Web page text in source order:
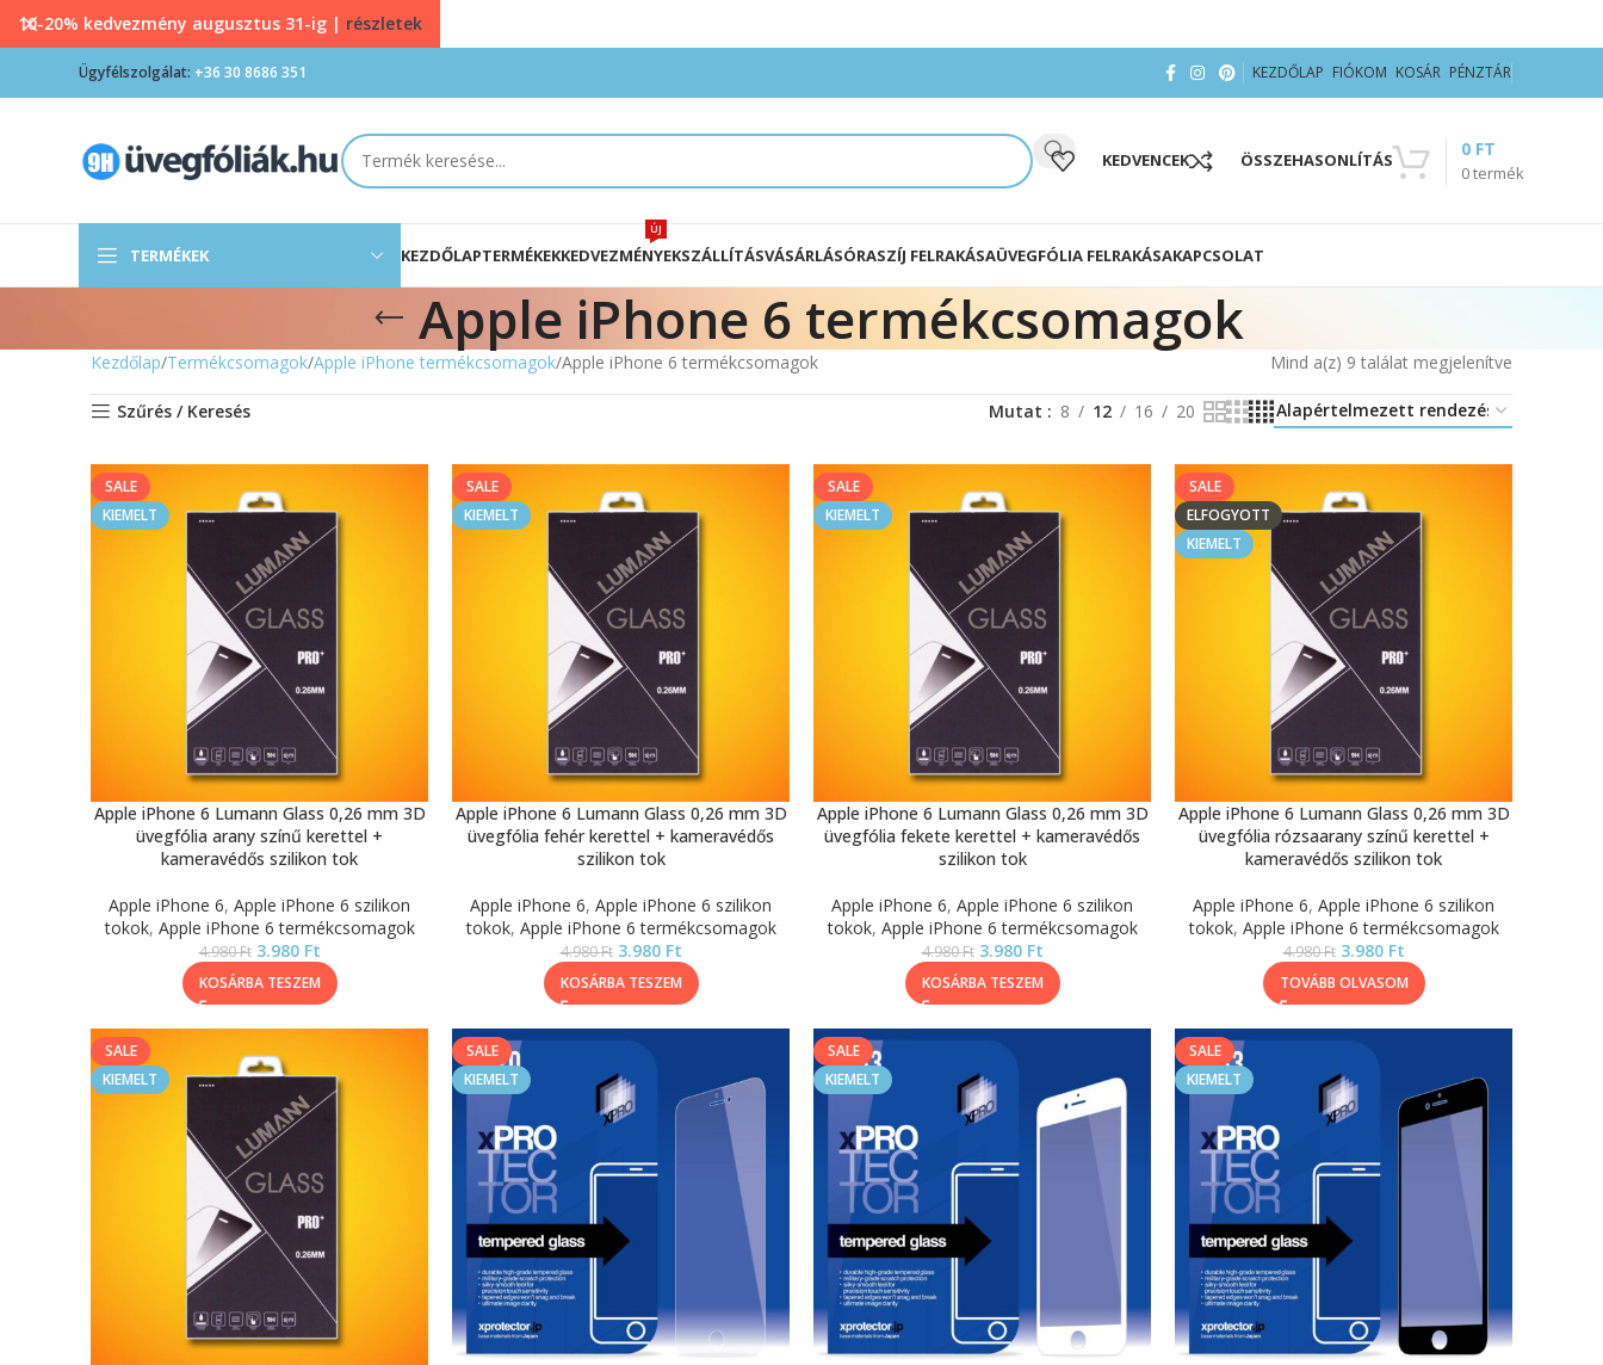
Ügyfélszolgálat: +36 30 8686 351 KEZDŐLAP FIÓKOM KOSÁR PÉNZTÁR
KEDVENCEK ÖSSZEHASONLÍTÁS
0termék
0 FT
TERMÉKEK KEZDŐLAPTERMÉKEKKEDVEZMÉNYEK
ÚJ
SZÁLLÍTÁSVÁSÁRLÁSÓRASZÍJ FELRAKÁSAÜVEGFÓLIA FELRAKÁSAKAPCSOLAT
Apple iPhone 6 termékcsomagok
Kezdőlap Termékcsomagok Apple iPhone termékcsomagok Apple iPhone 6 termékcsomagok Mind a(z) 9 találat megjelenítve
Szűrés / Keresés Mutat 8 12 16 20
SALE
KIEMELT
Apple iPhone 6 Lumann Glass 0,26 mm 3D
üvegfólia arany színű kerettel +
kameravédős szilikon tok
Apple iPhone 6, Apple iPhone 6 szilikon
tokok, Apple iPhone 6 termékcsomagok
4.980Ft 3.980 Ft
KOSÁRBA TESZEM
SALE
KIEMELT
Apple iPhone 6 Lumann Glass 0,26 mm 3D
üvegfólia fehér kerettel + kameravédős
szilikon tok
Apple iPhone 6, Apple iPhone 6 szilikon
tokok, Apple iPhone 6 termékcsomagok
4.980Ft 3.980 Ft
KOSÁRBA TESZEM
SALE
KIEMELT
Apple iPhone 6 Lumann Glass 0,26 mm 3D
üvegfólia fekete kerettel + kameravédős
szilikon tok
Apple iPhone 6, Apple iPhone 6 szilikon
tokok, Apple iPhone 6 termékcsomagok
4.980Ft 3.980 Ft
KOSÁRBA TESZEM
SALE
ELFOGYOTT
KIEMELT
Apple iPhone 6 Lumann Glass 0,26 mm 3D
üvegfólia rózsaarany színű kerettel +
kameravédős szilikon tok
Apple iPhone 6, Apple iPhone 6 szilikon
tokok, Apple iPhone 6 termékcsomagok
4.980Ft 3.980 Ft
TOVÁBB OLVASOM
SALE
KIEMELT
SALE
KIEMELT
SALE
KIEMELT
SALE
KIEMELT
10-20% kedvezmény augusztus 31-ig | részletek